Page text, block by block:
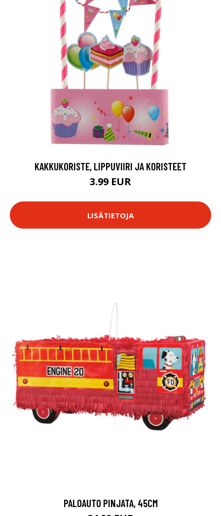
KAKKUKORISTE, LIPPUVIIRI JA KORISTEET
3.99 EUR
LISÄTIETOJA
PALOAUTO PINJATA, 45CM